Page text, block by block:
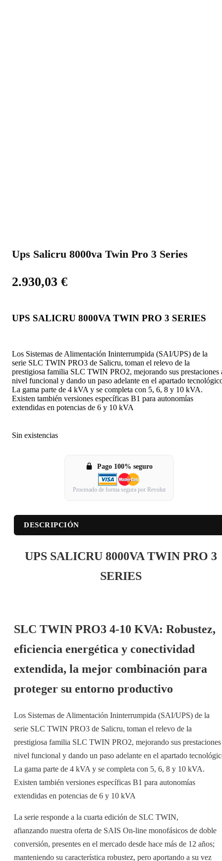
Ups Salicru 8000va Twin Pro 3 Series
2.930,03 €
UPS SALICRU 8000VA TWIN PRO 3 SERIES
Los Sistemas de Alimentación Ininterrumpida (SAI/UPS) de la
serie SLC TWIN PRO3 de Salicru, toman el relevo de la
prestigiosa familia SLC TWIN PRO2, mejorando sus prestaciones
nivel funcional y dando un paso adelante en el apartado
La gama parte de 4 kVA y se completa con 5, 6, 8 y 10 kVA.
Existen también versiones específicas B1 para autonomías
extendidas en potencias de 6 y 10 kVA
Sin existencias
Pago 100% seguro
Procesado de forma segura por Revolut
DESCRIPCIÓN
UPS SALICRU 8000VA TWIN PRO 3
SERIES
SLC TWIN PRO3 4-10 KVA: Robustez,
eficiencia energética y conectividad
extendida, la mejor combinación para
proteger su entorno productivo
Los Sistemas de Alimentación Ininterrumpida (SAI/UPS) de la
serie SLC TWIN PRO3 de Salicru, toman el relevo de la
prestigiosa familia SLC TWIN PRO2, mejorando sus prestaciones
nivel funcional y dando un paso adelante en el apartado
La gama parte de 4 kVA y se completa con 5, 6, 8 y 10 kVA.
Existen también versiones específicas B1 para autonomías
extendidas en potencias de 6 y 10 kVA
La serie responde a la cuarta edición de SLC TWIN,
afianzando nuestra oferta de SAIS On-line monofásicos de doble
conversión, presentes en el mercado desde hace más de 12 años;
manteniendo su característica robustez, pero aportando a su vez